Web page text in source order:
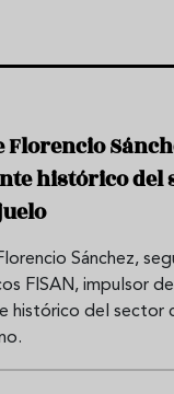
Florencio
histórico del
Sánchez,
FISAN, impulsor
histórico del sector